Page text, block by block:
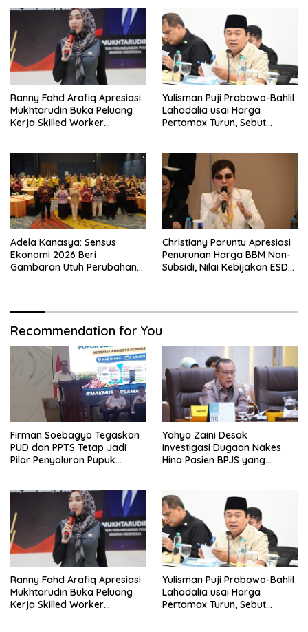
Ranny Fahd Arafiq Apresiasi
Mukhtarudin Buka Peluang
Kerja Skilled Worker
Yulisman Puji Prabowo-Bahlil
Lahadalia usai Harga
Pertamax Turun, Sebut
Adela Kanasya: Sensus
Ekonomi 2026 Beri
Gambaran Utuh Perubahan
Christiany Paruntu Apresiasi
Penurunan Harga BBM Non-
Subsidi, Nilai Kebijakan ESDM
Recommendation for You
Firman Soebagyo Tegaskan
PUD dan PPTS Tetap Jadi
Pilar Penyaluran Pupuk
Yahya Zaini Desak
Investigasi Dugaan Nakes
Hina Pasien BPJS yang
Ranny Fahd Arafiq Apresiasi
Mukhtarudin Buka Peluang
Kerja Skilled Worker
Yulisman Puji Prabowo-Bahlil
Lahadalia usai Harga
Pertamax Turun, Sebut